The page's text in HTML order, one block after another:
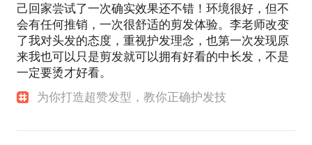
己回家尝试了一次确实效果还不错！环境很好，但不
会有任何推销，一次很舒适的剪发体验。李老师改变
了我对头发的态度，重视护发理念，也第一次发现原
来我也可以只是剪发就可以拥有好看的中长发，不是
一定要烫才好看。
为你打造超赞发型，教你正确护发技